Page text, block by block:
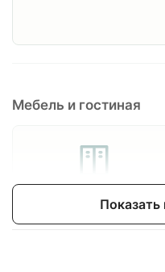
Мебель и гостиная
Гардероб
Показать